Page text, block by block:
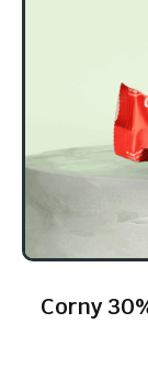
Corny